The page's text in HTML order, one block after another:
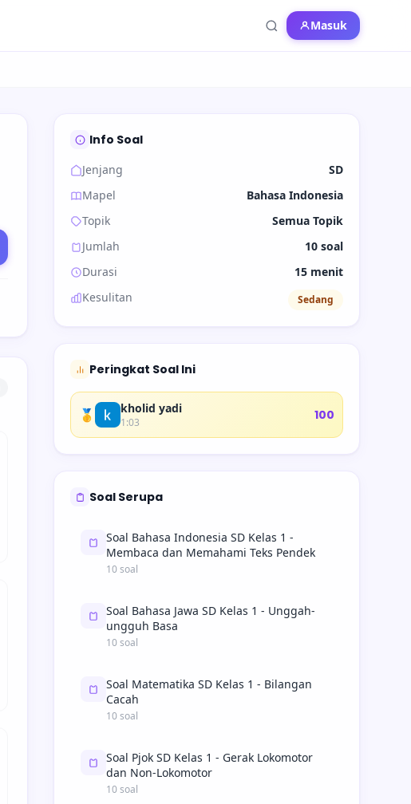
Masuk
Info Soal
Jenjang
SD
Mapel
Bahasa Indonesia
Topik
Semua Topik
Jumlah
10 soal
Durasi
15 menit
Kesulitan
Sedang
Peringkat Soal Ini
🥇 kholid yadi
1:03 100
Soal Serupa
Soal Bahasa Indonesia SD Kelas 1 -
Membaca dan Memahami Teks Pendek
10 soal
Soal Bahasa Jawa SD Kelas 1 - Unggah-
ungguh Basa
10 soal
Soal Matematika SD Kelas 1 - Bilangan
Cacah
10 soal
Soal Pjok SD Kelas 1 - Gerak Lokomotor
dan Non-Lokomotor
10 soal